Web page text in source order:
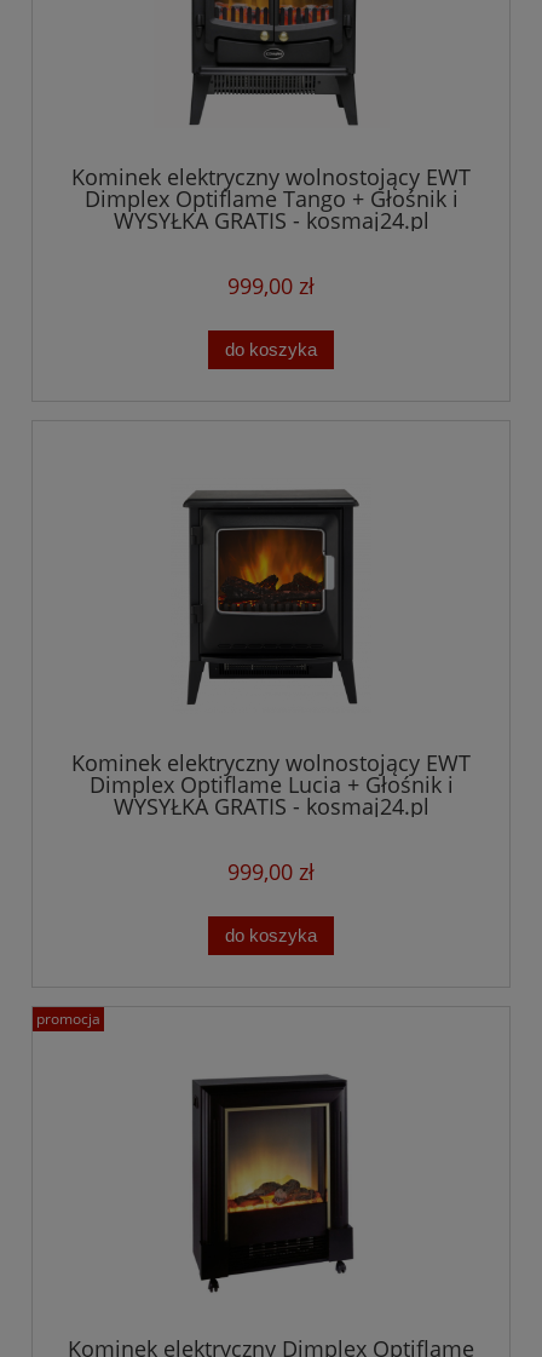
Kominek elektryczny wolnostojący EWT
Dimplex Optiflame Tango + Głośnik i
WYSYŁKA GRATIS - kosmaj24.pl
999,00 zł
do koszyka
Kominek elektryczny wolnostojący EWT
Dimplex Optiflame Lucia + Głośnik i
WYSYŁKA GRATIS - kosmaj24.pl
999,00 zł
do koszyka
Kominek elektryczny Dimplex Optiflame
promocja